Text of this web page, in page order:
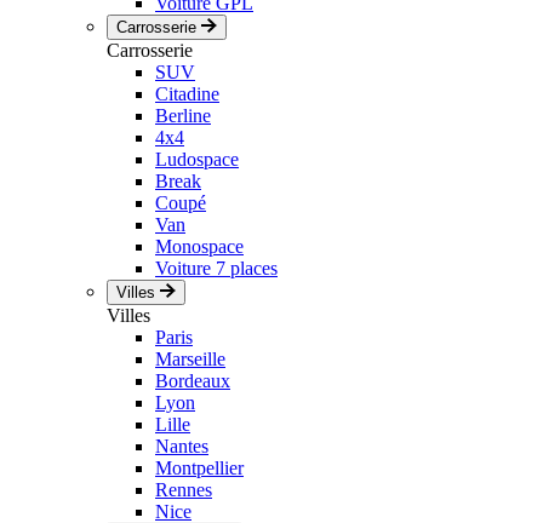
Carrosserie
Carrosserie
SUV
Citadine
Berline
4x4
Ludospace
Break
Coupé
Van
Monospace
Voiture 7 places
Villes
Villes
Paris
Marseille
Bordeaux
Lyon
Lille
Nantes
Montpellier
Rennes
Nice